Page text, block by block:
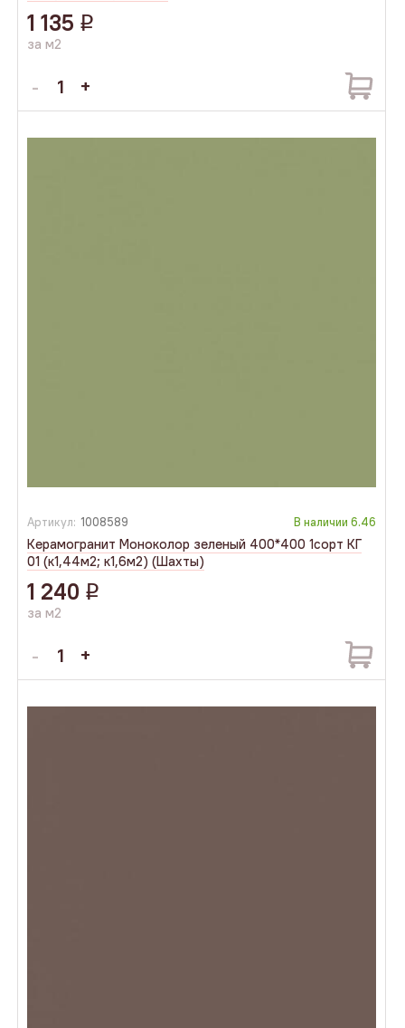
1 135 q
за м2
Артикул: 1008589 В наличии 6.46
Керамогранит Моноколор зеленый 400*400 1сорт КГ
01 (к1,44м2; к1,6м2) (Шахты)
1 240 q
за м2